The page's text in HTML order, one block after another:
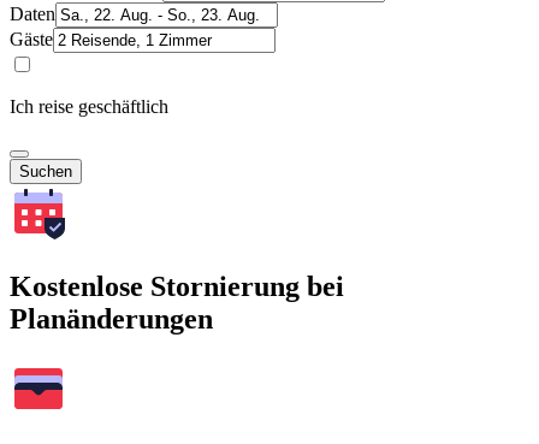
Daten
Gäste
Ich reise geschäftlich
Suchen
Kostenlose Stornierung bei
Planänderungen